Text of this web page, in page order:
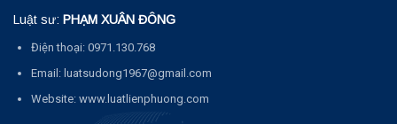
Luật sư: PHẠM XUÂN ĐÔNG
Điện thoại: 0971.130.768
Email: luatsudong1967@gmail.com
Website: www.luatlienphuong.com